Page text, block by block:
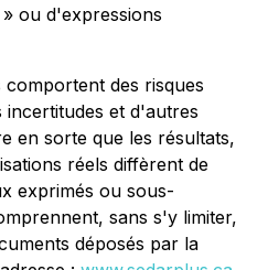
ou d'expressions
des risques
et d'autres
en sorte que les résultats,
réels diffèrent de
exprimés ou sous-
sans s'y limiter,
déposés par la